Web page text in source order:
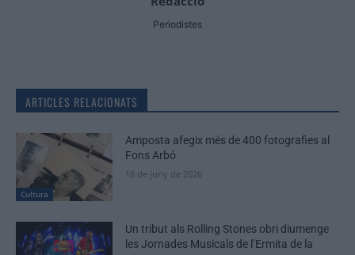
Periodistes
ARTICLES RELACIONATS
Cultura
Amposta afegix més de 400 fotografies al
Fons Arbó
16 de juny de 2026
Un tribut als Rolling Stones obri diumenge
les Jornades Musicals de l’Ermita de la